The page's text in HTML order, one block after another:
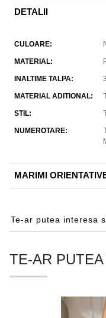
DETALII
CULOARE
MATERIAL
INALTIME TALPA
MATERIAL ADITIONAL
STIL
NUMEROTARE
MARIMI
Te-ar putea interesa
TE-AR